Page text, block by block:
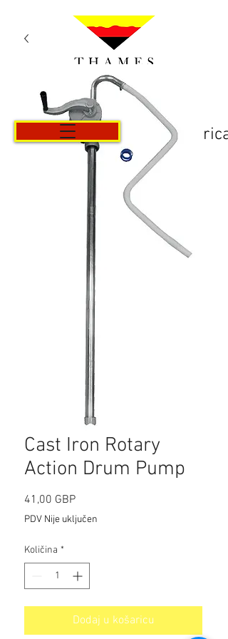
Košarica
Cast Iron Rotary
Action Drum Pump
41,00 GBPCijena
PDV Nije uključen
Količina *
Dodaj u košaricu